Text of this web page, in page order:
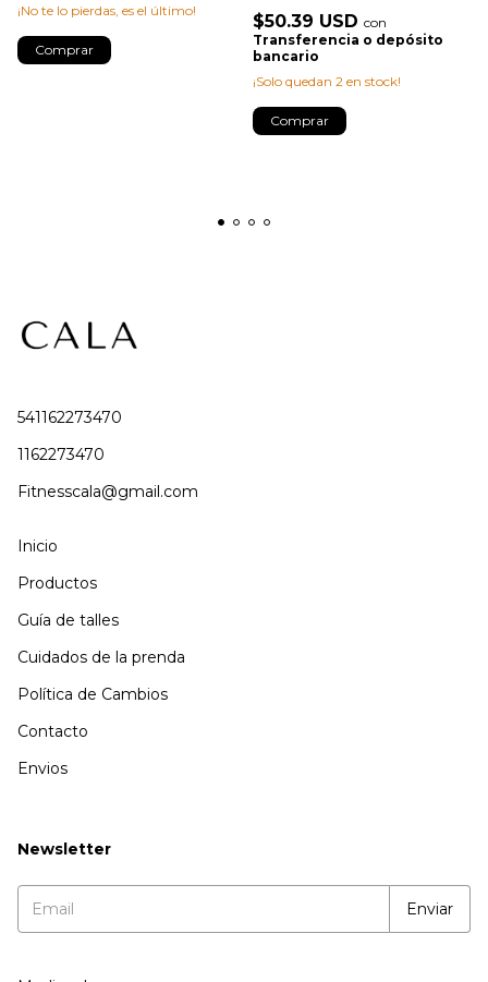
¡No te lo pierdas, es el último!
Comprar
$50.39 USD con
Transferencia o depósito
bancario
¡Solo quedan 2 en stock!
Comprar
541162273470
1162273470
Fitnesscala@gmail.com
Inicio
Productos
Guía de talles
Cuidados de la prenda
Política de Cambios
Contacto
Envios
Newsletter